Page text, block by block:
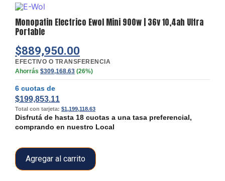
Monopatin Electrico Ewol Mini 900w | 36v 10,4ah Ultra
Portable
$889,950.00
EFECTIVO O TRANSFERENCIA
Ahorrás $309,168.63 (26%)
6 cuotas de
$199,853.11
Total con tarjeta: $1,199,118.63
Disfrutá de hasta 18 cuotas a una tasa preferencial,
comprando en nuestro Local
Agregar al carrito